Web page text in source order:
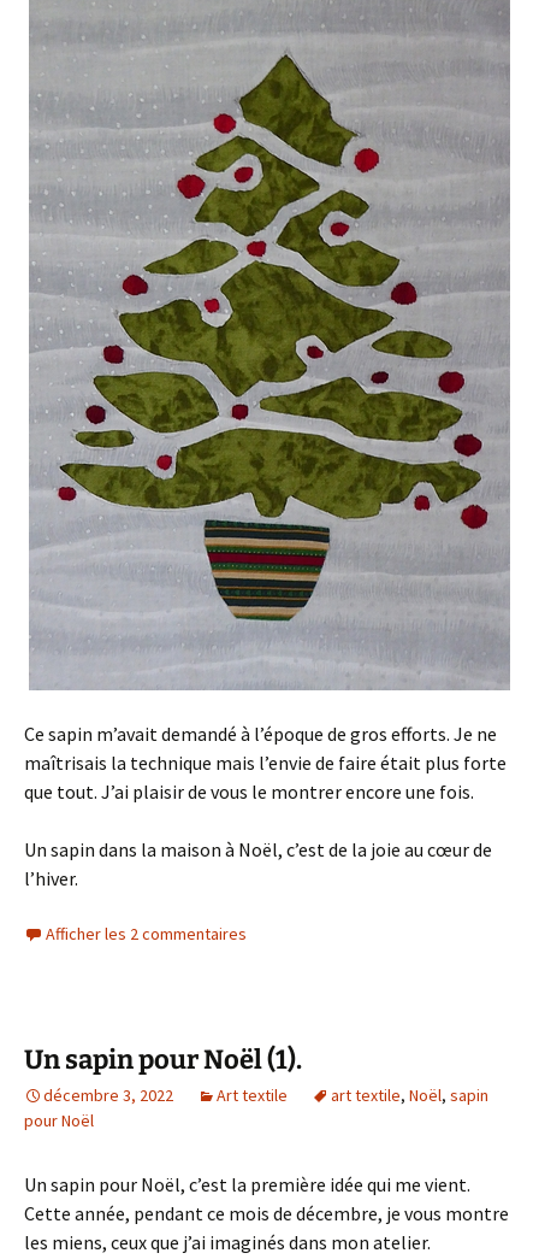
Ce sapin m’avait demandé à l’époque de gros efforts. Je ne
maîtrisais la technique mais l’envie de faire était plus forte
que tout. J’ai plaisir de vous le montrer encore une fois.
Un sapin dans la maison à Noël, c’est de la joie au cœur de
l’hiver.
Afficher les 2 commentaires
Un sapin pour Noël (1).
décembre 3, 2022 Art textile art textile, Noël, sapin
pour Noël
Un sapin pour Noël, c’est la première idée qui me vient.
Cette année, pendant ce mois de décembre, je vous montre
les miens, ceux que j’ai imaginés dans mon atelier.